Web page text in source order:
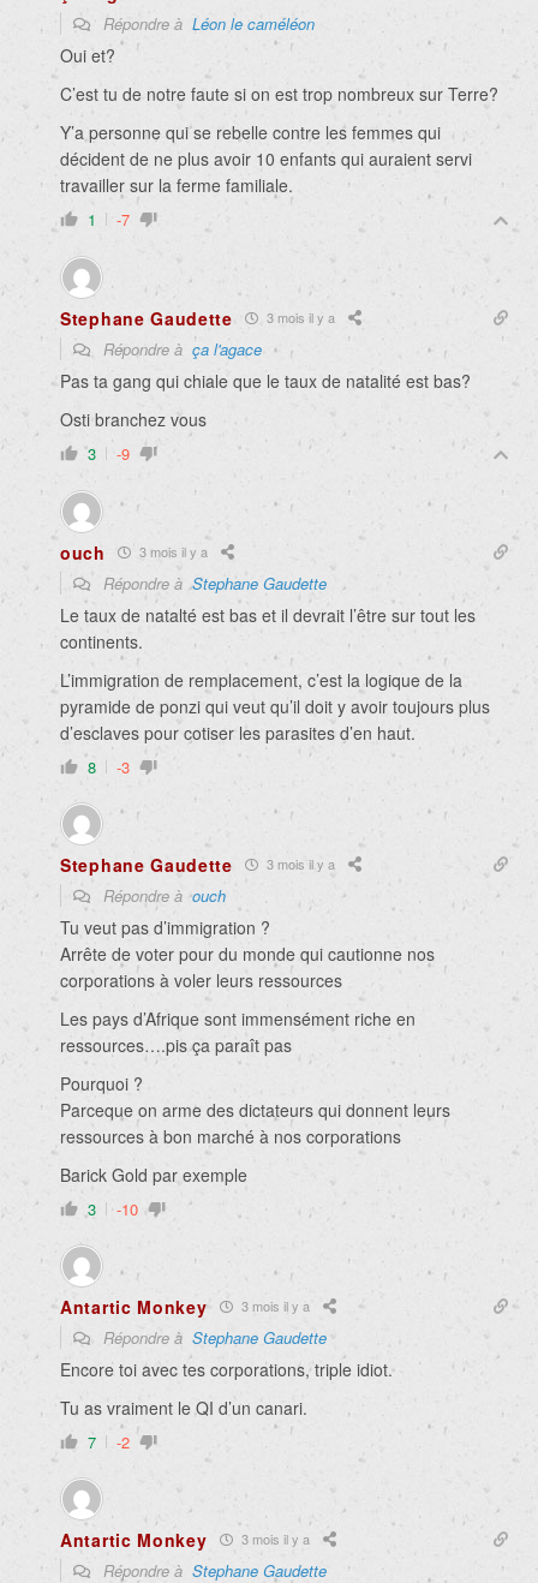
Répondre à Léon le caméléon
Oui et?
C’est tu de notre faute si on est trop nombreux sur Terre?
Y’a personne qui se rebelle contre les femmes qui
décident de ne plus avoir 10 enfants qui auraient servi
travailler sur la ferme familiale.
1 -7
Stephane Gaudette 3 mois il y a
Répondre à ça l'agace
Pas ta gang qui chiale que le taux de natalité est bas?
Osti branchez vous
3 -9
ouch 3 mois il y a
Répondre àStephane Gaudette
Le taux de natalté est bas et il devrait l’être sur tout les
continents.
L’immigration de remplacement, c’est la logique de la
pyramide de ponzi qui veut qu’il doit y avoir toujours plus
d’esclaves pour cotiser les parasites d’en haut.
8 -3
Stephane Gaudette 3 mois il y a
Répondre àouch
Tu veut pas d’immigration ?
Arrête de voter pour du monde qui cautionne nos
corporations à voler leurs ressources
Les pays d’Afrique sont immensément riche en
ressources….pis ça paraît pas
Pourquoi ?
Parceque on arme des dictateurs qui donnent leurs
ressources à bon marché à nos corporations
Barick Gold par exemple
3 -10
Antartic Monkey 3 mois il y a
Répondre à Stephane Gaudette
Encore toi avec tes corporations, triple idiot.
Tu as vraiment le QI d’un canari.
7 -2
Antartic Monkey 3 mois il y a
Répondre à Stephane Gaudette